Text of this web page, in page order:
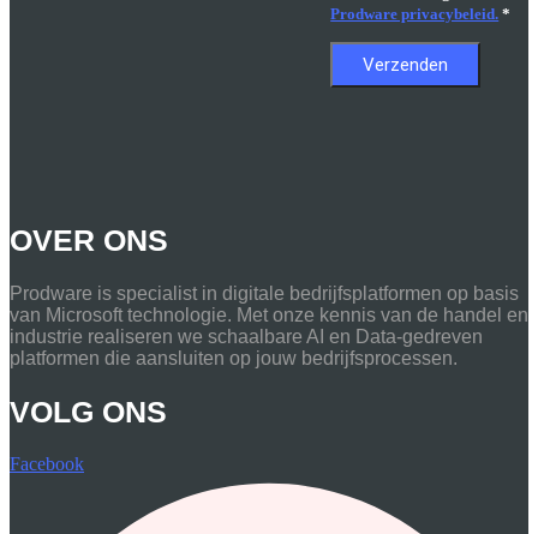
Prodware privacybeleid. *
OVER ONS
Prodware is specialist in digitale bedrijfsplatformen op basis
van Microsoft technologie. Met onze kennis van de handel en
industrie realiseren we schaalbare AI en Data-gedreven
platformen die aansluiten op jouw bedrijfsprocessen.
VOLG ONS
Facebook